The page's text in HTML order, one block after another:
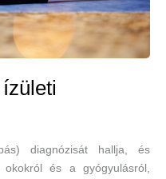
diagnózisát hallja, és
és a gyógyulásról,